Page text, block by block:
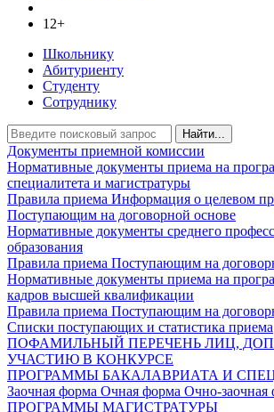
12+
Школьнику
Абитуриенту
Студенту
Сотруднику
Найти...
Документы приемной комиссии
Нормативные документы приема на
специалитета и магистратуры
Правила приема Информация о целевом
Поступающим на договорной основе
Нормативные документы среднего
образования
Правила приема Поступающим на
Нормативные документы приема на
кадров высшей квалификации
Правила приема Поступающим на
Списки поступающих и статистика приема
ПОФАМИЛЬНЫЙ ПЕРЕЧЕНЬ ЛИЦ,
УЧАСТИЮ В КОНКУРСЕ
ПРОГРАММЫ БАКАЛАВРИАТА И
Заочная форма Очная форма Очно-заочная
ПРОГРАММЫ МАГИСТРАТУРЫ